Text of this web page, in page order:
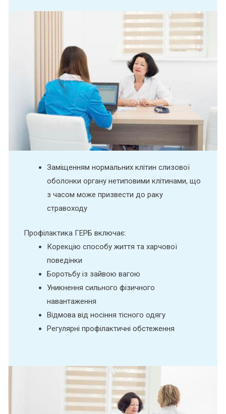
Заміщенням нормальних клітин слизової
оболонки органу нетиповими клітинами, що
з часом може призвести до раку
стравоходу
Профілактика ГЕРБ включає:
Корекцію способу життя та харчової
поведінки
Боротьбу із зайвою вагою
Уникнення сильного фізичного
навантаження
Відмова від носіння тісного одягу
Регулярні профілактичні обстеження